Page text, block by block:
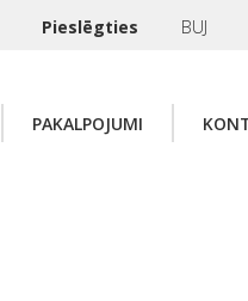
Pieslēgties BUJ
PAKALPOJUMI